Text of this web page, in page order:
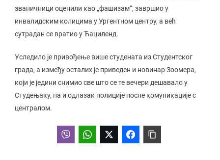
званичници оценили као „фашизам“, завршио у
инвалидским колицима у Ургентном центру, а већ
сутрадан се вратио у Ћациленд.
Уследило је привођење више студената из Студентског
града, а између осталих је приведен и новинар Зоомера,
који је једини снимио све што се те вечери дешавало у
Студењаку, па и одлазак полиције после комуникације с
централом.